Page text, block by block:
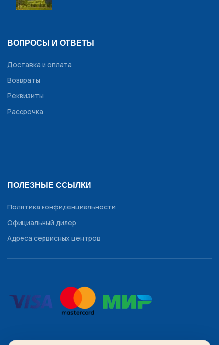
ВОПРОСЫ И ОТВЕТЫ
Доставка и оплата
Возвраты
Реквизиты
Рассрочка
ПОЛЕЗНЫЕ ССЫЛКИ
Политика конфиденциальности
Официальный дилер
Адреса сервисных центров